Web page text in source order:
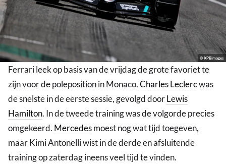
© XPBimages
Ferrari leek op basis van de vrijdag de grote favoriet te
zijn voor de poleposition in Monaco.Charles Leclercwas
de snelste in de eerste sessie, gevolgd doorLewis
Hamilton. In de tweede training was de volgorde precies
omgekeerd. Mercedesmoest nog wat tijd toegeven,
maar Kimi Antonelli wist in de derde en afsluitende
training op zaterdag ineens veel tijd te vinden.